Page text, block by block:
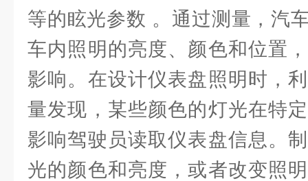
等的眩光参数 。通过测量，汽
车内照明的亮度、颜色和位置
影响。在设计仪表盘照明时，
量发现，某些颜色的灯光在特
影响驾驶员读取仪表盘信息。
光的颜色和亮度，或者改变照